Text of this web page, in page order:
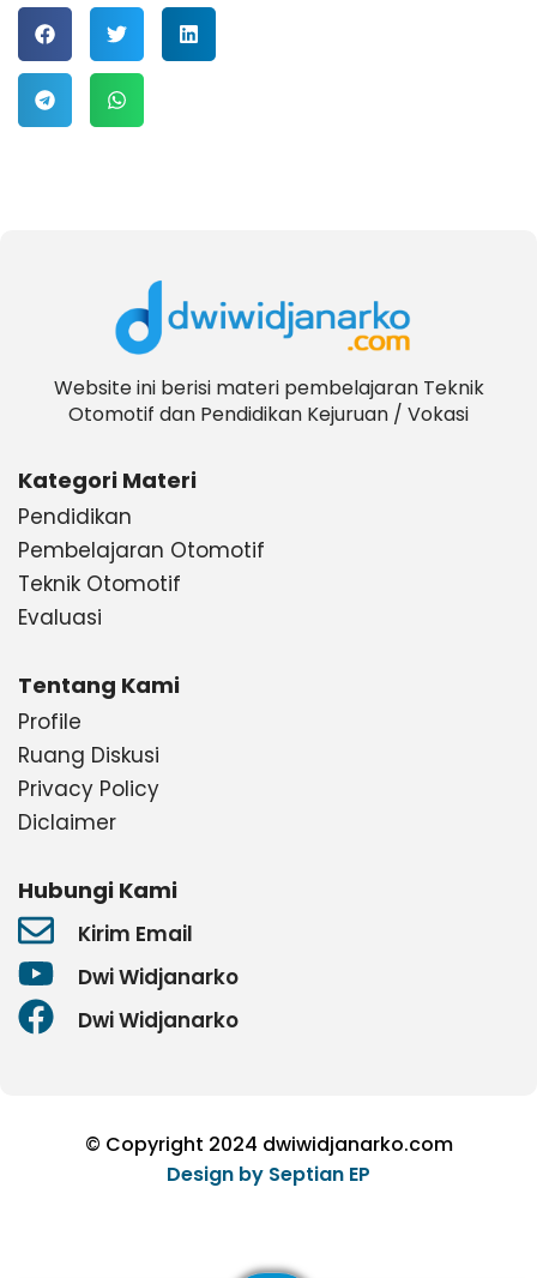
Website ini berisi materi pembelajaran Teknik
Otomotif dan Pendidikan Kejuruan / Vokasi
Kategori Materi
Pendidikan
Pembelajaran Otomotif
Teknik Otomotif
Evaluasi
Tentang Kami
Profile
Ruang Diskusi
Privacy Policy
Diclaimer
Hubungi Kami
Kirim Email
Dwi Widjanarko
Dwi Widjanarko
© Copyright 2024 dwiwidjanarko.com
Design by Septian EP